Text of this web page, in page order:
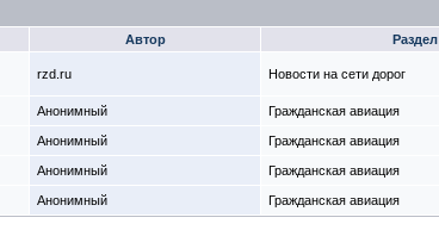
Автор Раздел
rzd.ru Новости на сети дорог
Анонимный Гражданская авиация
Анонимный Гражданская авиация
Анонимный Гражданская авиация
Анонимный Гражданская авиация